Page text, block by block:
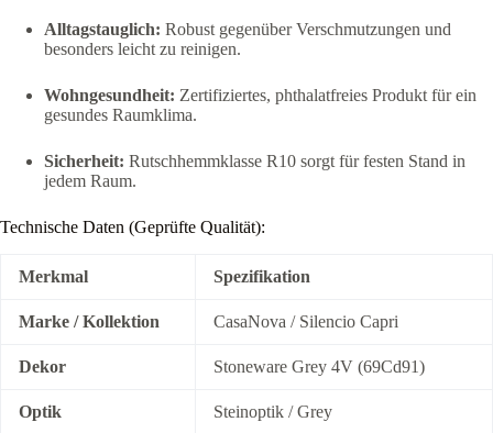
Alltagstauglich: Robust gegenüber Verschmutzungen und
besonders leicht zu reinigen.
Wohngesundheit: Zertifiziertes, phthalatfreies Produkt für ein
gesundes Raumklima.
Sicherheit: Rutschhemmklasse R10 sorgt für festen Stand in
jedem Raum.
Technische Daten (Geprüfte Qualität):
Merkmal Spezifikation
Marke / Kollektion CasaNova / Silencio Capri
Dekor Stoneware Grey 4V (69Cd91)
Optik Steinoptik / Grey